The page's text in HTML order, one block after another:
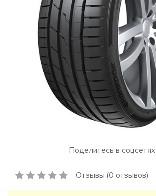
Поделитесь в соцсетях
Отзывы (0 отзывов)